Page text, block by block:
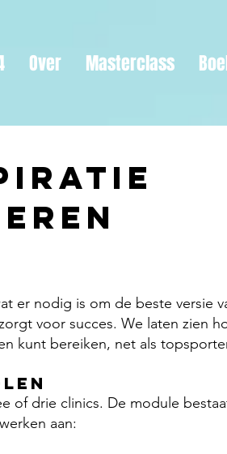
Over Masterclass
er nodig is om de beste versie
voor succes. We laten zien
kunt bereiken, net als
of drie clinics. De module
aan: